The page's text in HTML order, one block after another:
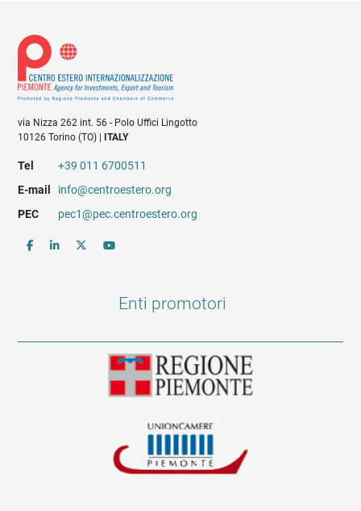
via Nizza 262 int. 56 - Polo Uffici Lingotto
10126 Torino (TO) |
ITALY
Tel
+39 011 6700511
E-mail
info@centroestero.org
PEC
pec1@pec.centroestero.org
Enti promotori